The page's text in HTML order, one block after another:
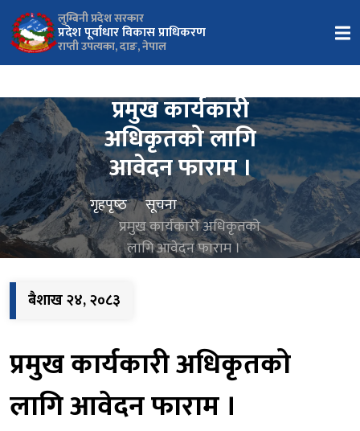
लुम्बिनी प्रदेश सरकार
प्रदेश पूर्वाधार विकास प्राधिकरण
राप्ती उपत्यका, दाङ, नेपाल
प्रमुख कार्यकारी
अधिकृतको लागि
आवेदन फाराम ।
गृहपृष्‍ठ
सूचना
प्रमुख कार्यकारी अधिकृतको
लागि आवेदन फाराम ।
बैशाख २४, २०८३
प्रमुख कार्यकारी अधिकृतको
लागि आवेदन फाराम ।